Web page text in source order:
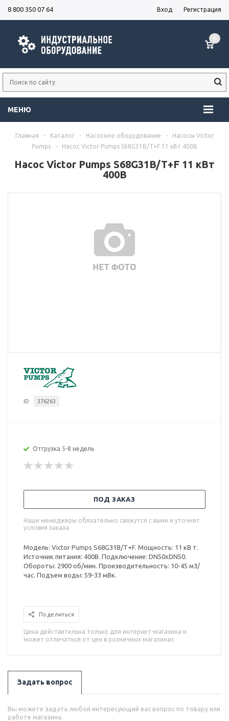
8 800 350 07 64 Вход Регистрация
МЕНЮ
0
Главная - Каталог - Насосное оборудование -
Насосы Victor
Pumps
- Насос Victor Pumps S68G31B/T+F 11 кВт 400В
Насос Victor Pumps S68G31B/T+F 11 кВт
400В
ID 376263
Отгрузка 5-8 недель
ПОД ЗАКАЗ
Наши менеджеры обязательно свяжутся с вами и уточнят
условия заказа
Модель: Victor Pumps S68G31B/T+F. Мощность: 11 кВ т.
Источник питания: 400В. Подключение: DN50xDN50.
Обороты: 2900 об/мин. Производительность: 10-45 м3/
час. Подъем воды: 59-33 мВк.
Поделиться
Цена действительна только для интернет-магазина и
может отличаться от цен в розничных магазинах
Задать вопрос
Вы можете задать любой интересующий вас вопрос по товару или
работе магазина.